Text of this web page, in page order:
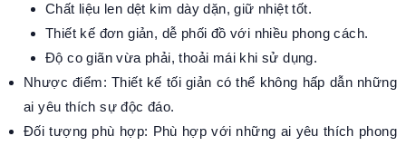
Chất liệu len dệt kim dày dặn, giữ nhiệt tốt.
Thiết kế đơn giản, dễ phối đồ với nhiều phong cách.
Độ co giãn vừa phải, thoải mái khi sử dụng.
Nhược điểm: Thiết kế tối giản có thể không hấp dẫn những
ai yêu thích sự độc đáo.
Đối tượng phù hợp: Phù hợp với những ai yêu thích phong